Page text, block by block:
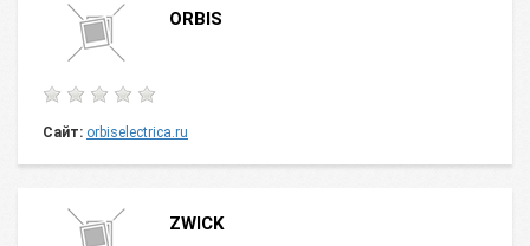
ORBIS
Сайт: orbiselectrica.ru
ZWICK